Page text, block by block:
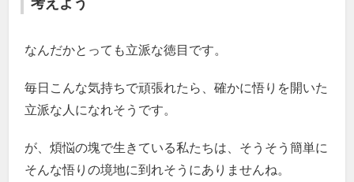
考えよう
なんだかとっても立派な徳目です。
毎日こんな気持ちで頑張れたら、確かに悟りを開いた
立派な人になれそうです。
が、煩悩の塊で生きている私たちは、そうそう簡単に
そんな悟りの境地に到れそうにありませんね。